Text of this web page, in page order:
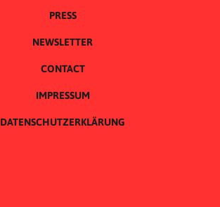
PRESS
NEWSLETTER
CONTACT
IMPRESSUM
DATENSCHUTZERKLÄRUNG